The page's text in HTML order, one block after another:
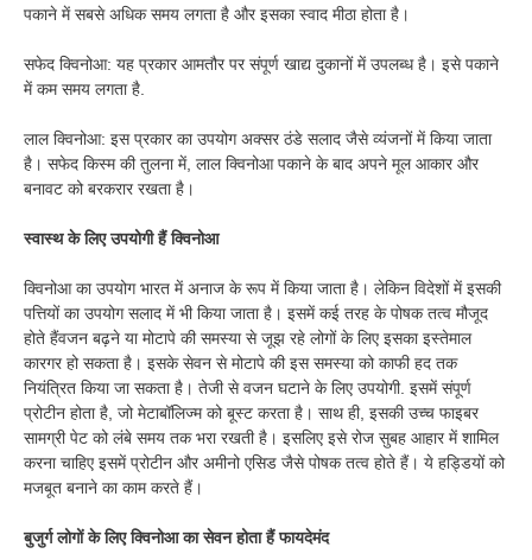
पकाने में सबसे अधिक समय लगता है और इसका स्वाद मीठा होता है।
सफेद क्विनोआ: यह प्रकार आमतौर पर संपूर्ण खाद्य दुकानों में उपलब्ध है। इसे पकाने
में कम समय लगता है.
लाल क्विनोआ: इस प्रकार का उपयोग अक्सर ठंडे सलाद जैसे व्यंजनों में किया जाता
है। सफेद किस्म की तुलना में, लाल क्विनोआ पकाने के बाद अपने मूल आकार और
बनावट को बरकरार रखता है।
स्वास्थ के लिए उपयोगी हैं क्विनोआ
क्विनोआ का उपयोग भारत में अनाज के रूप में किया जाता है। लेकिन विदेशों में इसकी
पत्तियों का उपयोग सलाद में भी किया जाता है। इसमें कई तरह के पोषक तत्व मौजूद
होते हैंवजन बढ़ने या मोटापे की समस्या से जूझ रहे लोगों के लिए इसका इस्तेमाल
कारगर हो सकता है। इसके सेवन से मोटापे की इस समस्या को काफी हद तक
नियंत्रित किया जा सकता है। तेजी से वजन घटाने के लिए उपयोगी. इसमें संपूर्ण
प्रोटीन होता है, जो मेटाबॉलिज्म को बूस्ट करता है। साथ ही, इसकी उच्च फाइबर
सामग्री पेट को लंबे समय तक भरा रखती है। इसलिए इसे रोज सुबह आहार में शामिल
करना चाहिए इसमें प्रोटीन और अमीनो एसिड जैसे पोषक तत्व होते हैं। ये हड्डियों को
मजबूत बनाने का काम करते हैं।
बुजुर्ग लोगों के लिए क्विनोआ का सेवन होता हैं फायदेमंद